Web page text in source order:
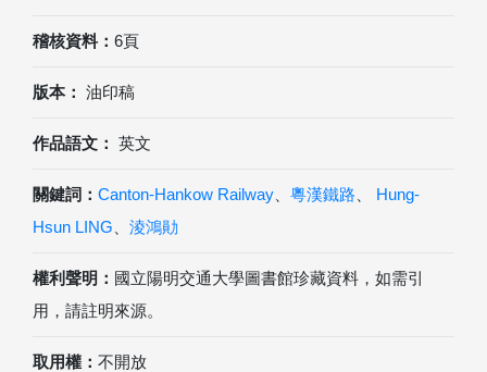
稽核資料： 6頁
版本： 油印稿
作品語文： 英文
關鍵詞： Canton-Hankow Railway 粵漢鐵路
Hung-
Hsun LING
淩鴻勛
權利聲明： 國立陽明交通大學圖書館珍藏資料，如需引
用，請註明來源。
取用權： 不開放